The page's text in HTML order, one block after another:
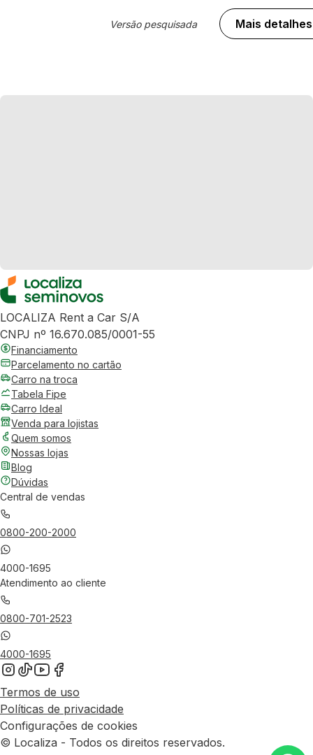
Versão pesquisada Mais detalhes
LOCALIZA Rent a Car S/A
CNPJ nº 16.670.085/0001-55
Financiamento
Parcelamento no cartão
Carro na troca
Tabela Fipe
Carro Ideal
Venda para lojistas
Quem somos
Nossas lojas
Blog
Dúvidas
Central de vendas
0800-200-2000
4000-1695
Atendimento ao cliente
0800-701-2523
4000-1695
Termos de uso
Políticas de privacidade
Configurações de cookies
© Localiza - Todos os direitos reservados.